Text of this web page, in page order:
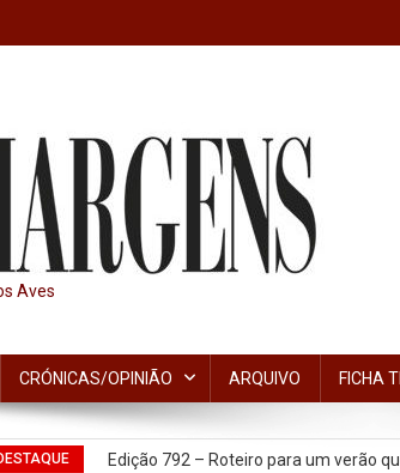
Aves
CRÓNICAS/OPINIÃO ARQUIVO FICHA
Diretor [Editorial] “Fazer a Ponte”: 50
Edição 792 – Roteiro para um verão